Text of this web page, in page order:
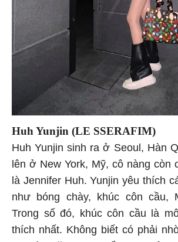
Huh Yunjin (LE SSERAFIM)
Huh Yunjin sinh ra ở Seoul, Hàn
lên ở New York, Mỹ, cô nàng còn
là Jennifer Huh. Yunjin yêu thích
như bóng chày, khúc côn cầu,
Trong số đó, khúc côn cầu là
thích nhất. Không biết có phải